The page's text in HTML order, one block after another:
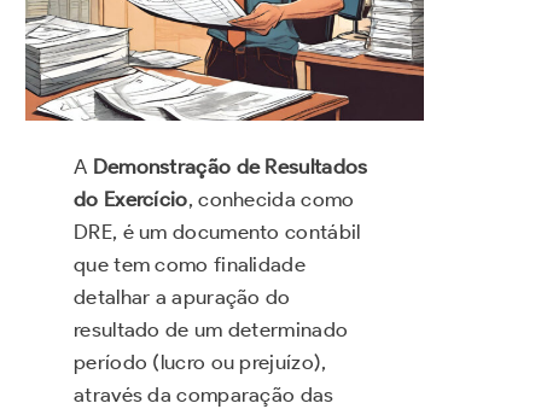
A Demonstração de Resultados
do Exercício, conhecida como
DRE, é um documento contábil
que tem como finalidade
detalhar a apuração do
resultado de um determinado
período (lucro ou prejuízo),
através da comparação das